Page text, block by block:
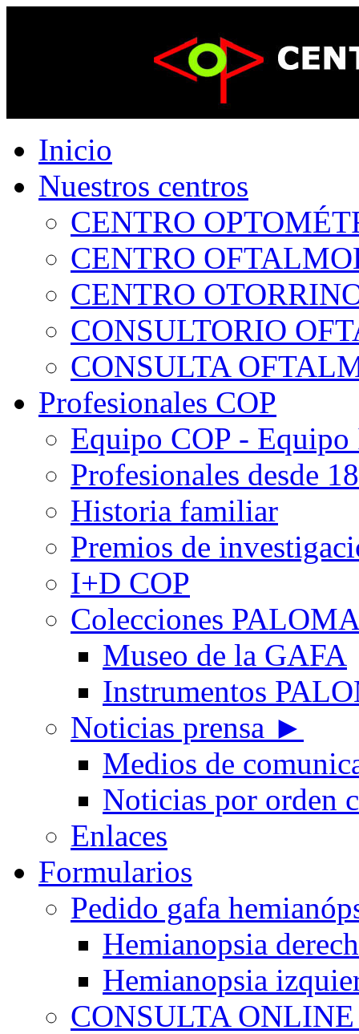
Inicio
Nuestros centros
CENTRO
CENTRO
CENTRO
CONSULTORIO
CONSULTA
Profesionales COP
Equipo COP -
Profesionales desde
Historia familiar
Premios de
I+D COP
Colecciones
Museo de la GAFA
Instrumentos
Noticias prensa ►
Medios de
Noticias por orden
Enlaces
Formularios
Pedido gafa
Hemianopsia
Hemianopsia
CONSULTA